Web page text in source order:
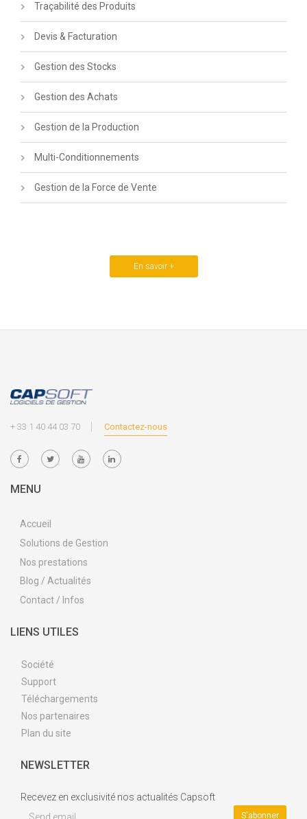
Traçabilité des Produits
Devis & Facturation
Gestion des Stocks
Gestion des Achats
Gestion de la Production
Multi-Conditionnements
Gestion de la Force de Vente
En savoir +
+ 33 1 40 44 03 70 Contactez-nous
MENU
Accueil
Solutions de Gestion
Nos prestations
Blog / Actualités
Contact / Infos
LIENS UTILES
Société
Support
Téléchargements
Nos partenaires
Plan du site
NEWSLETTER
Recevez en exclusivité nos actualités Capsoft